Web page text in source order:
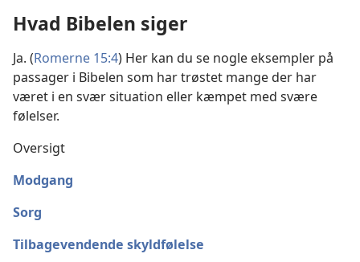
Hvad Bibelen siger
Ja. (Romerne 15:4) Her kan du se nogle eksempler på
passager i Bibelen som har trøstet mange der har
været i en svær situation eller kæmpet med svære
følelser.
Oversigt
Modgang
Sorg
Tilbagevendende skyldfølelse